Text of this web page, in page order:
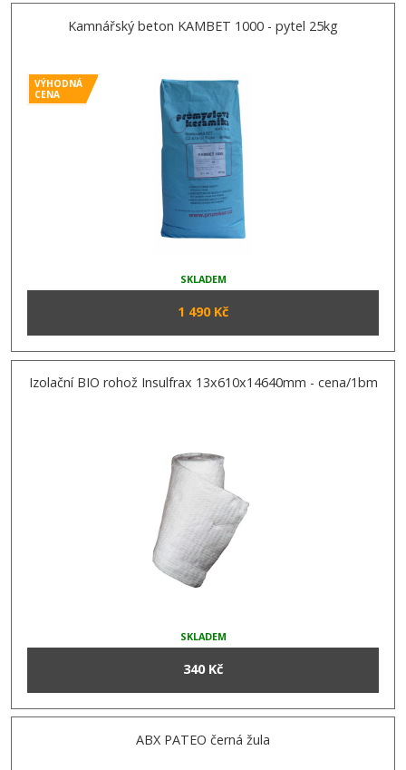
Kamnářský beton KAMBET 1000 - pytel 25kg
VÝHODNÁ
CENA
SKLADEM
1 490 Kč
Izolační BIO rohož Insulfrax 13x610x14640mm - cena/1bm
SKLADEM
340 Kč
ABX PATEO černá žula